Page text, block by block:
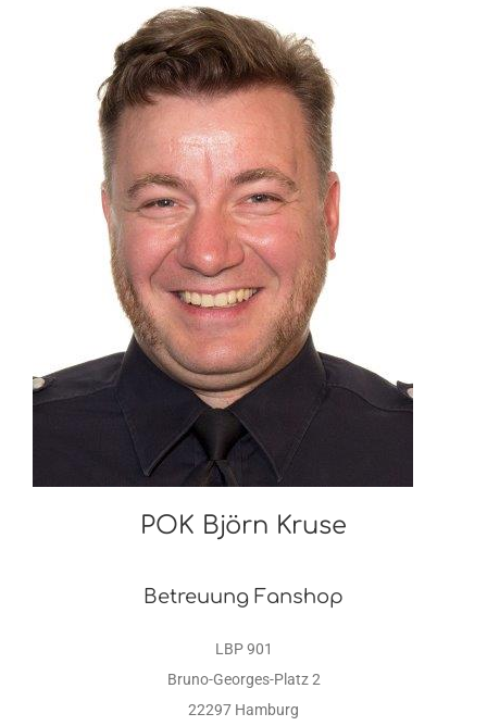
POK Björn Kruse
Betreuung Fanshop
LBP 901
Bruno-Georges-Platz 2
22297 Hamburg